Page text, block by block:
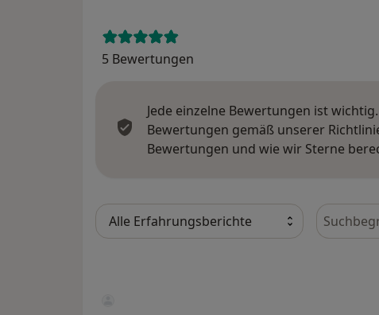
5 Bewertungen
Jede einzelne Bewertungen ist
Bewertungen gemäß unserer
Bewertungen und wie wir Sterne